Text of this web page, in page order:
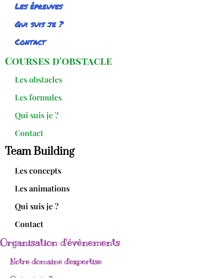
Les épreuves
Qui suis je ?
Contact
Courses d'obstacle
Les obstacles
Les formules
Qui suis je ?
Contact
Team Building
Les concepts
Les animations
Qui suis je ?
Contact
Organisation d'évènements
Notre domaine d'expertise